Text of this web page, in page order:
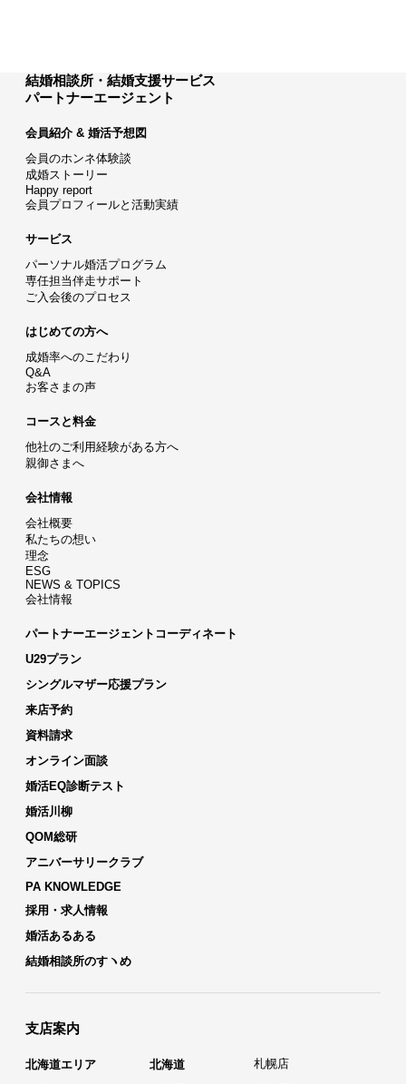
結婚相談所・結婚支援サービス
パートナーエージェント
会員紹介 & 婚活予想図
会員のホンネ体験談
成婚ストーリー
Happy report
会員プロフィールと活動実績
サービス
パーソナル婚活プログラム
専任担当伴走サポート
ご入会後のプロセス
はじめての方へ
成婚率へのこだわり
Q&A
お客さまの声
コースと料金
他社のご利用経験がある方へ
親御さまへ
会社情報
会社概要
私たちの想い
理念
ESG
NEWS & TOPICS
会社情報
パートナーエージェントコーディネート
U29プラン
シングルマザー応援プラン
来店予約
資料請求
オンライン面談
婚活EQ診断テスト
婚活川柳
QOM総研
アニバーサリークラブ
PA KNOWLEDGE
採用・求人情報
婚活あるある
結婚相談所のすヽめ
支店案内
北海道エリア 北海道
札幌店